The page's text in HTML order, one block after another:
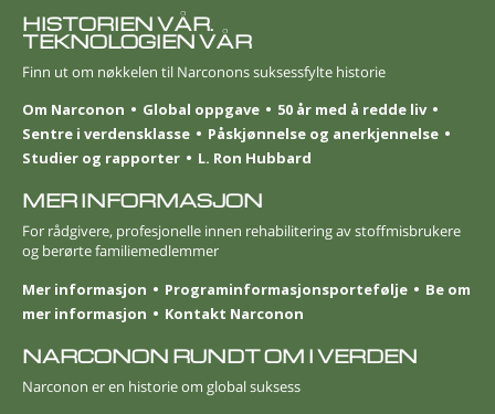
HISTORIEN VÅR.
TEKNOLOGIEN VÅR
Finn ut om nøkkelen til Narconons suksessfylte historie
Om Narconon
Global oppgave
50 år med å redde liv
Sentre i verdensklasse
Påskjønnelse og anerkjennelse
Studier og rapporter
L. Ron Hubbard
MER INFORMASJON
For rådgivere, profesjonelle innen rehabilitering av stoffmisbrukere
og berørte familie­medlemmer
Mer informasjon
Program­informasjons­portefølje
Be om
mer informasjon
Kontakt Narconon
NARCONON RUNDT OM I VERDEN
Narconon er en historie om global suksess